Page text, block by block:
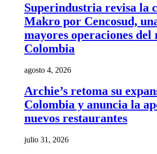
Superindustria revisa la
Makro por Cencosud,
mayores operaciones del
Colombia
agosto 4, 2026
Archie’s retoma su
Colombia y anuncia la
nuevos restaurantes
julio 31, 2026